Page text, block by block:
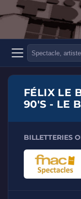
FÉLIX LE
90'S - LE
BILLETTERIES